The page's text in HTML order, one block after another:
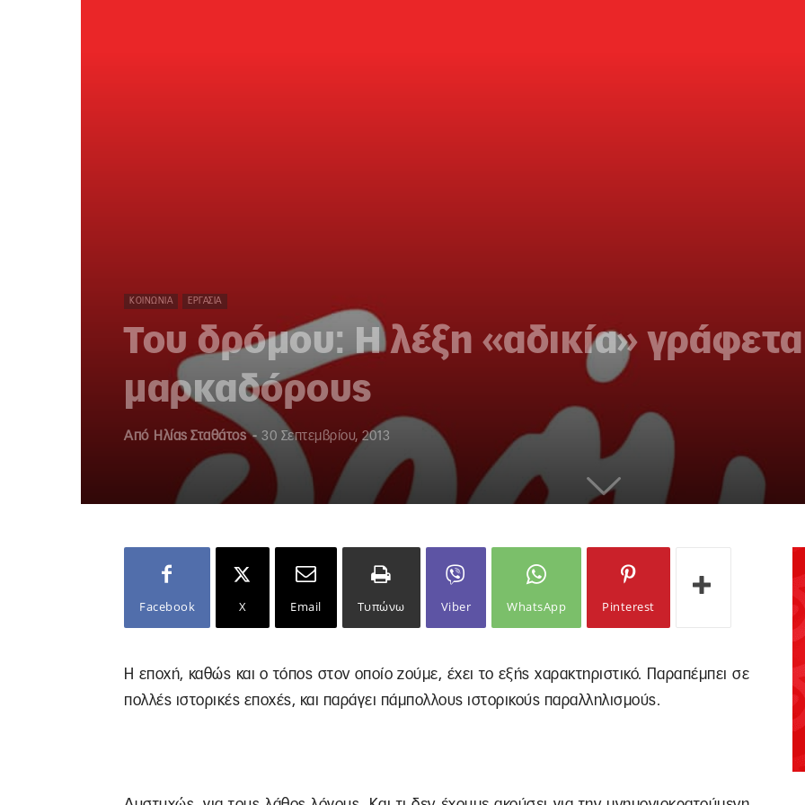
ΚΟΙΝΩΝΊΑ ΕΡΓΑΣΊΑ
Του δρόμου: Η λέξη «αδικία»
μαρκαδόρους
Από Ηλίας Σταθάτος - 30 Σεπτεμβρίου, 2013
Facebook X Email Τυπώνω Viber WhatsApp Pinterest
Η εποχή, καθώς και ο τόπος στον οποίο ζούμε, έχει το εξής χαρακτηριστικό. Παραπέμπει σε
πολλές ιστορικές εποχές, και παράγει πάμπολλους ιστορικούς παραλληλισμούς.